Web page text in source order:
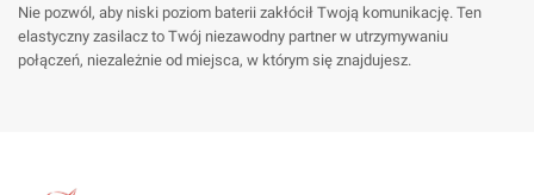
Nie pozwól, aby niski poziom baterii zakłócił Twoją komunikację. Ten
elastyczny zasilacz to Twój niezawodny partner w utrzymywaniu
połączeń, niezależnie od miejsca, w którym się znajdujesz.